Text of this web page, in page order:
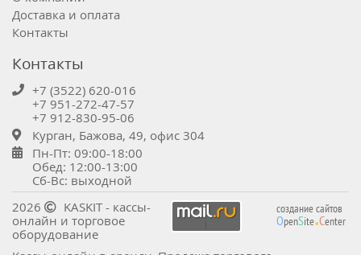
Доставка и оплата
Контакты
Контакты
+7 (3522) 620-016
+7 951-272-47-57
+7 912-830-95-06
Курган, Бажова, 49, офис 304
Пн-Пт: 09:00-18:00
Обед: 12:00-13:00
Сб-Вс: выходной
создание сайтов
OpenSite.Center
2026
KASKIT - кассы-
онлайн и торговое
оборудование